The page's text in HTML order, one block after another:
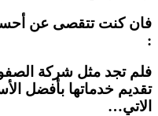
فان كنت تتقصى عن أحسن
:
فلم تجد مثل شركة
تقديم خدماتها بأفضل
الاتي…